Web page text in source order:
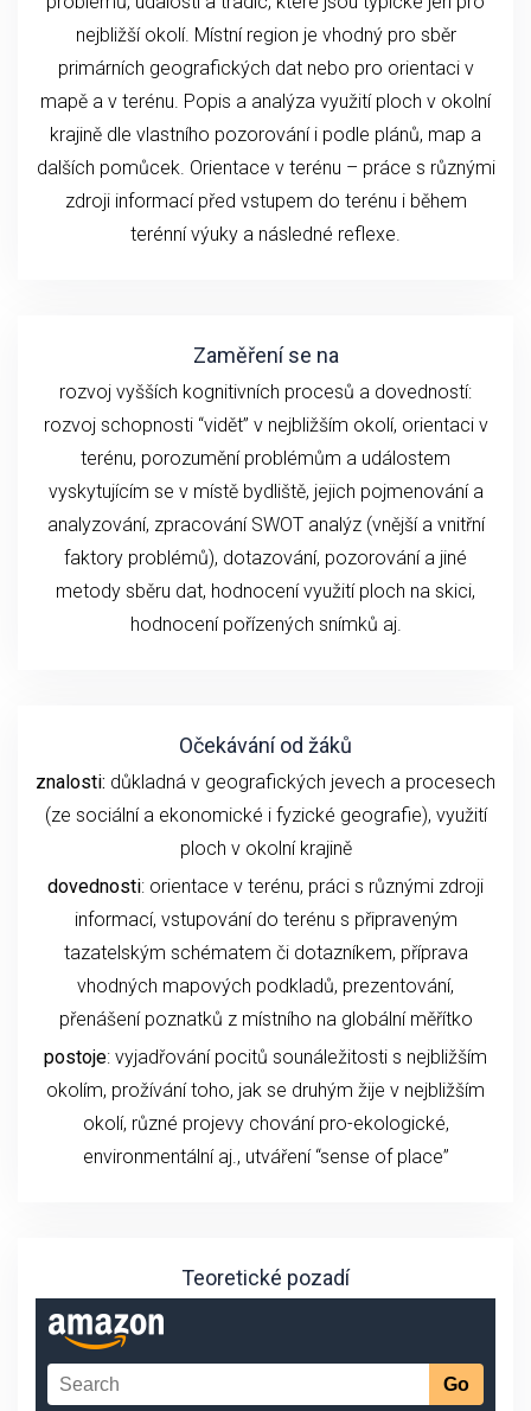
nejbližší okolí. Místní region je vhodný pro sběr
primárních geografických dat nebo pro orientaci v
mapě a v terénu. Popis a analýza využití ploch v okolní
krajině dle vlastního pozorování i podle plánů, map a
dalších pomůcek. Orientace v terénu – práce s různými
zdroji informací před vstupem do terénu i během
terénní výuky a následné reflexe.
Zaměření se na
rozvoj vyšších kognitivních procesů a dovedností:
rozvoj schopnosti “vidět” v nejbližším okolí, orientaci v
terénu, porozumění problémům a událostem
vyskytujícím se v místě bydliště, jejich pojmenování a
analyzování, zpracování SWOT analýz (vnější a vnitřní
faktory problémů), dotazování, pozorování a jiné
metody sběru dat, hodnocení využití ploch na skici,
hodnocení pořízených snímků aj.
Očekávání od žáků
znalosti: důkladná v geografických jevech a procesech
(ze sociální a ekonomické i fyzické geografie), využití
ploch v okolní krajině
dovednosti: orientace v terénu, práci s různými zdroji
informací, vstupování do terénu s připraveným
tazatelským schématem či dotazníkem, příprava
vhodných mapových podkladů, prezentování,
přenášení poznatků z místního na globální měřítko
postoje: vyjadřování pocitů sounáležitosti s nejbližším
okolím, prožívání toho, jak se druhým žije v nejbližším
okolí, různé projevy chování pro-ekologické,
environmentální aj., utváření “sense of place”
Teoretické pozadí